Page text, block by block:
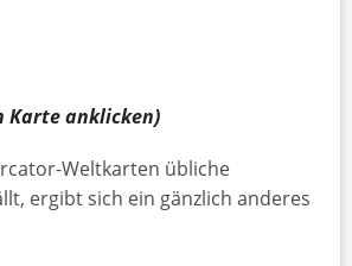
Karteanklicken)
Weltkarten übliche
ergibt sich ein gänzlich anderes